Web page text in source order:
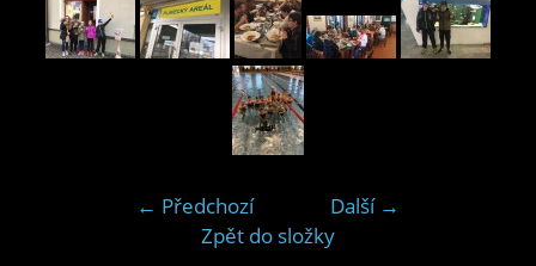
← Předchozí
Další →
Zpět do složky